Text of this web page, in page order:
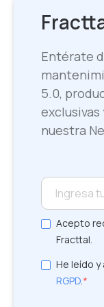
Entérate
5.0,
exclusivas
nuestra
Acepto
Fracttal.
He leído
RGPD *